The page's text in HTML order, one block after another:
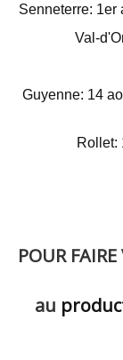
Senneterre: 1er
Val-
Guyenne: 14
Rollet:
POUR
au